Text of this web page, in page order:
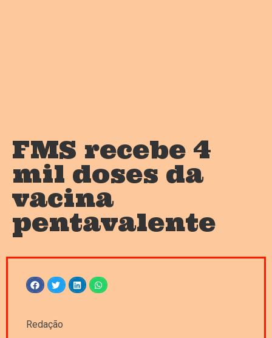
FMS recebe 4
mil doses da
vacina
pentavalente
Redação